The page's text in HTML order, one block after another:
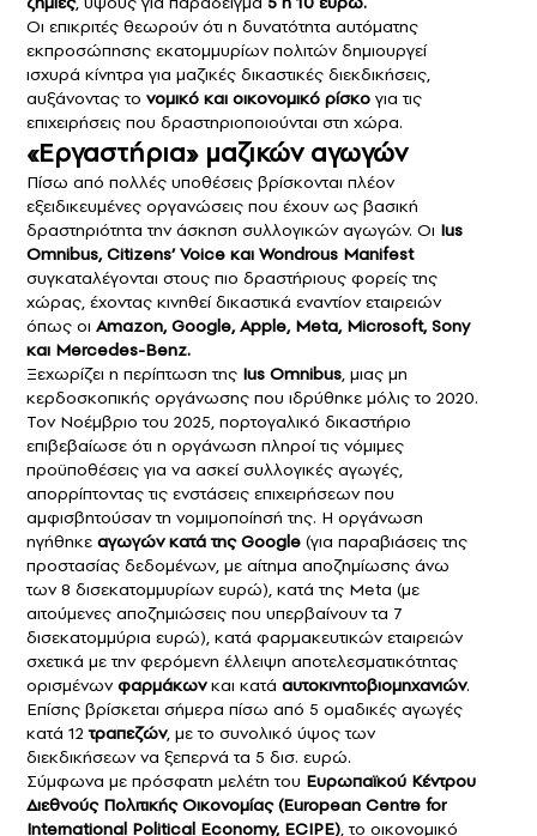
Οι επικριτές θεωρούν ότι η δυνατότητα αυτόματης
εκπροσώπησης εκατομμυρίων πολιτών δημιουργεί
ισχυρά κίνητρα για μαζικές δικαστικές διεκδικήσεις,
αυξάνοντας το νομικό και οικονομικό ρίσκο για τις
επιχειρήσεις που δραστηριοποιούνται στη χώρα.
«Εργαστήρια» μαζικών αγωγών
Πίσω από πολλές υποθέσεις βρίσκονται πλέον
εξειδικευμένες οργανώσεις που έχουν ως βασική
δραστηριότητα την άσκηση συλλογικών αγωγών. Οι Ius
Omnibus, Citizens’ Voice και Wondrous Manifest
συγκαταλέγονται στους πιο δραστήριους φορείς της
χώρας, έχοντας κινηθεί δικαστικά εναντίον εταιρειών
όπως οι Amazon, Google, Apple, Meta, Microsoft, Sony
και Mercedes-Benz.
Ξεχωρίζει η περίπτωση της Ius Omnibus, μιας μη
κερδοσκοπικής οργάνωσης που ιδρύθηκε μόλις το 2020.
Τον Νοέμβριο του 2025, πορτογαλικό δικαστήριο
επιβεβαίωσε ότι η οργάνωση πληροί τις νόμιμες
προϋποθέσεις για να ασκεί συλλογικές αγωγές,
απορρίπτοντας τις ενστάσεις επιχειρήσεων που
αμφισβητούσαν τη νομιμοποίησή της. Η οργάνωση
ηγήθηκε αγωγών κατά της Google (για παραβιάσεις της
προστασίας δεδομένων, με αίτημα αποζημίωσης άνω
των 8 δισεκατομμυρίων ευρώ), κατά της Meta (με
αιτούμενες αποζημιώσεις που υπερβαίνουν τα 7
δισεκατομμύρια ευρώ), κατά φαρμακευτικών εταιρειών
σχετικά με την φερόμενη έλλειψη αποτελεσματικότητας
ορισμένωνφαρμάκωνκαι κατά αυτοκινητοβιομηχανιών.
Επίσης βρίσκεται σήμερα πίσω από 5 ομαδικές αγωγές
κατά 12τραπεζών, με το συνολικό ύψος των
διεκδικήσεων να ξεπερνά τα 5 δισ. ευρώ.
Σύμφωνα με πρόσφατη μελέτη του Ευρωπαϊκού Κέντρου
Διεθνούς Πολιτικής Οικονομίας (European Centre for
International Political Economy, ECIPE), το οικονομικό